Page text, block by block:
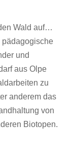
Wald auf…
pädagogische
und
aus Olpe
zu
anderem das
von
Biotopen.